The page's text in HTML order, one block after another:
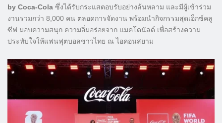
by Coca-Cola ซึ่งได้รับกระแสตอบรับอย่างล้นหลาม และมีผู้เข้าร่วม
งานรวมกว่า 8,000 คน ตลอดการจัดงาน พร้อมนำกิจกรรมสุดเอ็กซ์คลู
ซีฟ มอบความสนุก ความอิ่มอร่อยจาก แมคโดนัลด์ เพื่อสร้างความ
ประทับใจให้แฟนฟุตบอลชาวไทย ณ ไอคอนสยาม